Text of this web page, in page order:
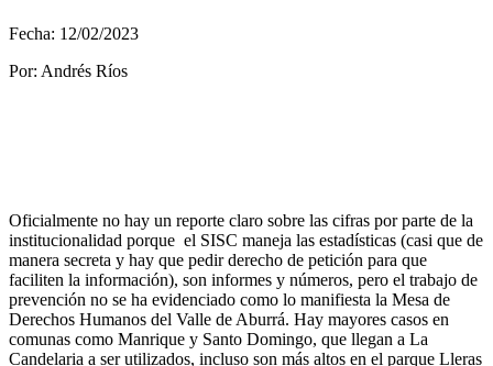
Fecha: 12/02/2023
Por: Andrés Ríos
Oficialmente no hay un reporte claro sobre las cifras por parte de la
institucionalidad porque el SISC maneja las estadísticas (casi que de
manera secreta y hay que pedir derecho de petición para que
faciliten la información), son informes y números, pero el trabajo de
prevención no se ha evidenciado como lo manifiesta la Mesa de
Derechos Humanos del Valle de Aburrá. Hay mayores casos en
comunas como Manrique y Santo Domingo, que llegan a La
Candelaria a ser utilizados, incluso son más altos en el parque Lleras